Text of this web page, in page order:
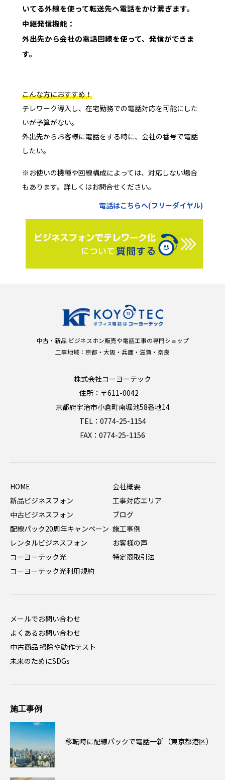
いてる外線を使って転送先へ電話をかけ繋ぎます。
中継発信機能：
外出先から会社の電話回線を使って、発信ができま
す。
こんな方におすすめ！
テレワーク導入し、在宅勤務での電話対応を可能にした
いが予算がない。
外出先からお客様に電話をする時に、会社の番号で電話
したい。
※お使いの機種や回線構成によっては、対応しない場合
もあります。詳しくはお問合せください。
電話はこちらへ(フリーダイヤル)
中古・新品 ビジネスホン販売や電話工事の専門ショップ
工事地域：京都・大阪・兵庫・滋賀・奈良
株式会社コーヨーテック
住所：〒611-0042
京都府宇治市小倉町南堀池58番地14
TEL：0774-25-1154
FAX：0774-25-1156
HOME
新品ビジネスフォン
中古ビジネスフォン
配線パック20周年キャンペーン
レンタルビジネスフォン
コーヨーテック光
コーヨーテック光利用規約
会社概要
工事対応エリア
ブログ
施工事例
お客様の声
特定商取引法
メールでお問い合わせ
よくあるお問い合わせ
中古商品 掃除や動作テスト
未来のためにSDGs
施工事例
移転時に配線パックで電話一新（東京都港区）